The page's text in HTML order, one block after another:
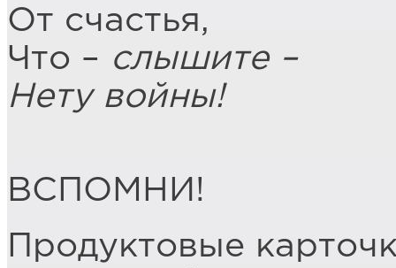
От счастья,
Что – слышите –
Нету войны!
ВСПОМНИ!
Продуктовые